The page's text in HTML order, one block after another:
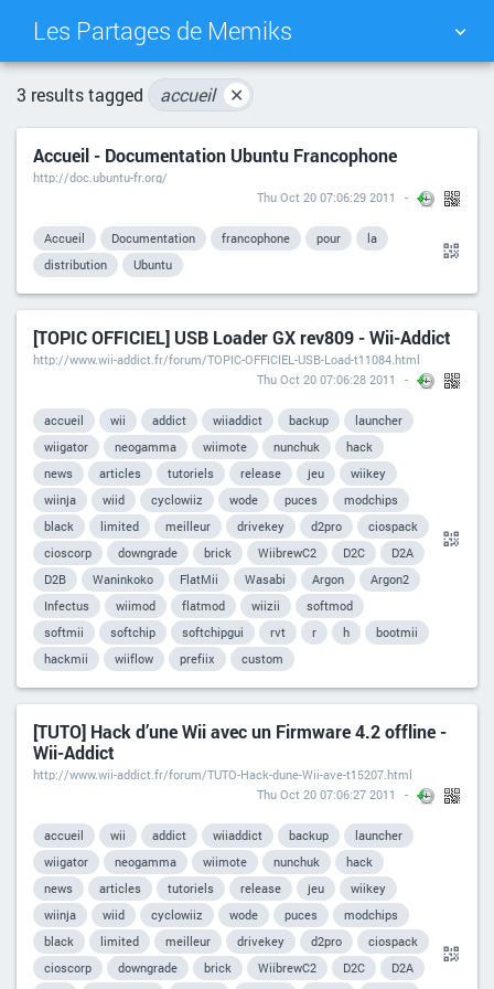
Les Partages de Memiks
TAG CLOUD
DAILY SEARCH
3 results tagged accueil ✕
Accueil - Documentation Ubuntu Francophone
http://doc.ubuntu-fr.org/
Thu Oct 20 07:06:29 2011
Accueil Documentation francophone pour
la
distribution
Ubuntu
[TOPIC OFFICIEL] USB Loader GX rev809 - Wii-Addict
http://www.wii-addict.fr/forum/TOPIC-OFFICIEL-USB-Load-t11084.html
Thu Oct 20 07:06:28 2011
accueil wii addict wiiaddict backup
launcher
wiigator
neogamma wiimote nunchuk
hack
news
articles tutoriels release jeu
wiikey
wiinja
wiid cyclowiiz wode puces
modchips
black
limited meilleur drivekey d2pro
ciospack
cioscorp
downgrade brick WiibrewC2 D2C
D2A
D2B
Waninkoko FlatMii Wasabi Argon
Argon2
Infectus
wiimod flatmod wiizii
softmod
softmii
softchip softchipgui rvt r h
bootmii
hackmii
wiiflow prefiix custom
[TUTO] Hack d’une Wii avec un Firmware 4.2 offline -
Wii-Addict
http://www.wii-addict.fr/forum/TUTO-Hack-dune-Wii-ave-t15207.html
Thu Oct 20 07:06:27 2011
accueil wii addict wiiaddict backup
launcher
wiigator
neogamma wiimote nunchuk
hack
news
articles tutoriels release jeu
wiikey
wiinja
wiid cyclowiiz wode puces
modchips
black
limited meilleur drivekey d2pro
ciospack
cioscorp
downgrade brick WiibrewC2 D2C
D2A